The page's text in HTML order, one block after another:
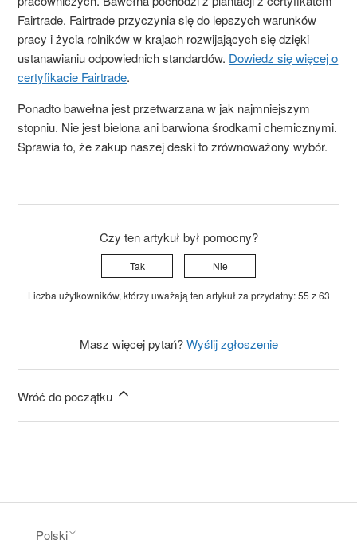
Fairtrade. Fairtrade przyczynia się do lepszych warunków
pracy i życia rolników w krajach rozwijających się dzięki
ustanawianiu odpowiednich standardów. Dowiedz się więcej o
certyfikacie Fairtrade.
Ponadto bawełna jest przetwarzana w jak najmniejszym
stopniu. Nie jest bielona ani barwiona środkami chemicznymi.
Sprawia to, że zakup naszej deski to zrównoważony wybór.
Czy ten artykuł był pomocny?
Tak Nie
Liczba użytkowników, którzy uważają ten artykuł za przydatny: 55 z 63
Masz więcej pytań?Wyślij zgłoszenie
Wróć do początku
Polski